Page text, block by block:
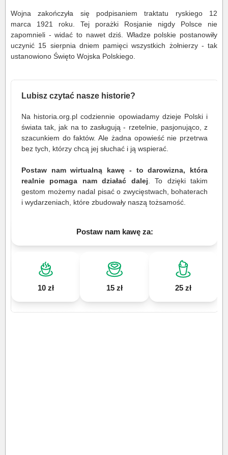
Wojna zakończyła się podpisaniem traktatu ryskiego 12
marca 1921 roku. Tej porażki Rosjanie nigdy Polsce nie
zapomnieli - widać to nawet dziś. Władze polskie postanowiły
uczynić 15 sierpnia dniem pamięci wszystkich żołnierzy - tak
ustanowiono Święto Wojska Polskiego.
Lubisz czytać nasze historie?
Na historia.org.pl codziennie opowiadamy dzieje Polski i
świata tak, jak na to zasługują - rzetelnie, pasjonująco, z
szacunkiem do faktów. Ale żadna opowieść nie przetrwa
bez tych, którzy chcą jej słuchać i ją wspierać.
Postaw nam wirtualną kawę - to darowizna, która
realnie pomaga nam działać dalej . To dzięki takim
gestom możemy nadal pisać o zwycięstwach, bohaterach
i wydarzeniach, które zbudowały naszą tożsamość.
Postaw nam kawę za:
10 zł 15 zł 25 zł